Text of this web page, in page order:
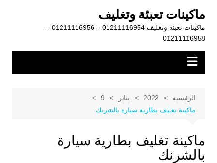
المحتوى
ماكينات تعبئة وتغليف
ماكينات تعبئة وتغليف 01211116954 – 01211116956 –
01211116958
الرئيسية 2022 يناير
9
ماكينة تغليف بطارية سيارة بالشرنك
ماكينة تغليف بطارية سيارة
بالشرنك